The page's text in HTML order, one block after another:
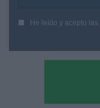
He leído y acepto las